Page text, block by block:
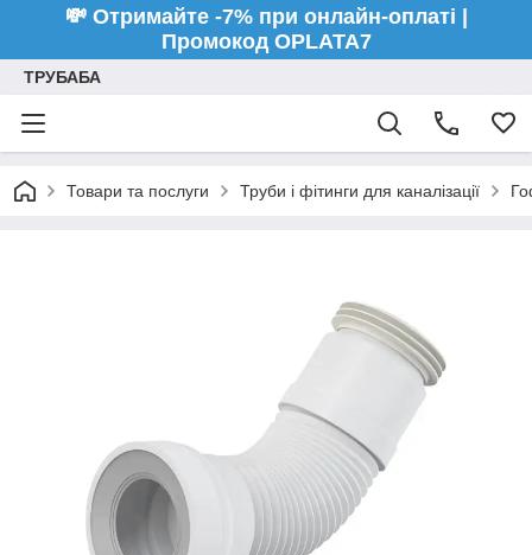
💸 Отримайте -7% при онлайн-оплаті |
Промокод OPLATA7
ТРУБАБА
Товари та послуги Труби і фітинги для каналізації